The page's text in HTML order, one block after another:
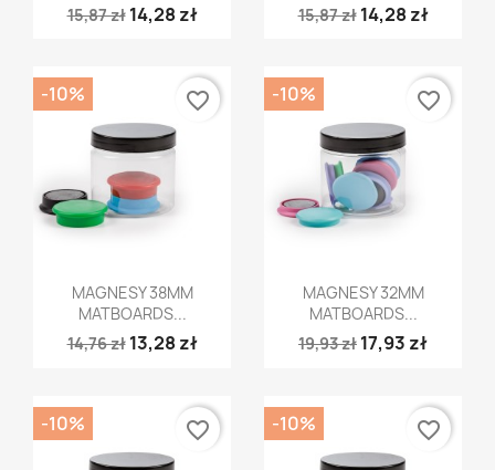
15,87 zł 14,28 zł
15,87 zł 14,28 zł
Szybki podgląd
MAGNESY 38MM
MATBOARDS...
14,76 zł 13,28 zł
-10% favorite_border
Szybki podgląd
MAGNESY 32MM
MATBOARDS...
19,93 zł 17,93 zł
-10% favorite_border
-10% favorite_border -10% favorite_border